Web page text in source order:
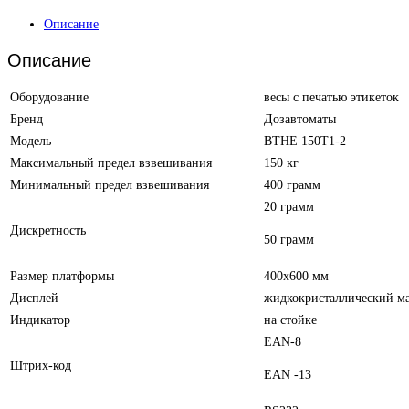
Описание
Описание
Оборудование
весы с печатью этикеток
Бренд
Дозавтоматы
Модель
ВТНЕ 150Т1-2
Максимальный предел взвешивания
150 кг
Минимальный предел взвешивания
400 грамм
Дискретность
20 грамм
50 грамм
Размер платформы
400х600 мм
Дисплей
жидкокристаллический
Индикатор
на стойке
Штрих-код
EAN-8
EAN -13